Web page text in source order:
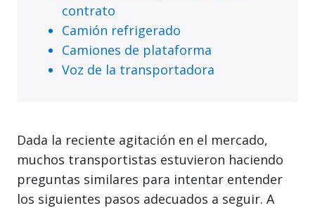
contrato
Camión refrigerado
Camiones de plataforma
Voz de la transportadora
Dada la reciente agitación en el mercado,
muchos transportistas estuvieron haciendo
preguntas similares para intentar entender
los siguientes pasos adecuados a seguir. A